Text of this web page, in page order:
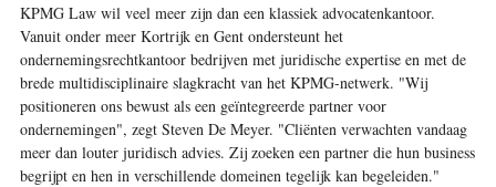
KPMG Law wil veel meer zijn dan een klassiek advocatenkantoor.
Vanuit onder meer Kortrijk en Gent ondersteunt het
ondernemingsrechtkantoor bedrijven met juridische expertise en met de
brede multidisciplinaire slagkracht van het KPMG-netwerk. "Wij
positioneren ons bewust als een geïntegreerde partner voor
ondernemingen", zegt Steven De Meyer. "Cliënten verwachten vandaag
meer dan louter juridisch advies. Zij zoeken een partner die hun business
begrijpt en hen in verschillende domeinen tegelijk kan begeleiden."